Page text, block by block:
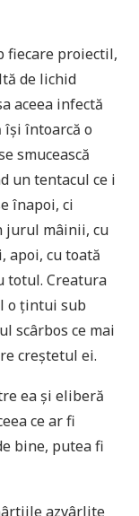
fiecare proiectil,
de lichid
aceea infectă
își întoarcă o
smucească
un tentacul ce i
înapoi, ci
jurul mâinii, cu
apoi, cu toată
totul. Creatura
o țintui sub
scârbos ce mai
creștetul ei.
ea și eliberă
ce ar fi
bine, putea fi
azvârlite